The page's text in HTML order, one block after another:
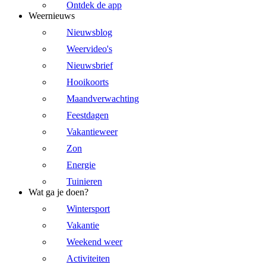
Ontdek de app
Weernieuws
Nieuwsblog
Weervideo's
Nieuwsbrief
Hooikoorts
Maandverwachting
Feestdagen
Vakantieweer
Zon
Energie
Tuinieren
Wat ga je doen?
Wintersport
Vakantie
Weekend weer
Activiteiten